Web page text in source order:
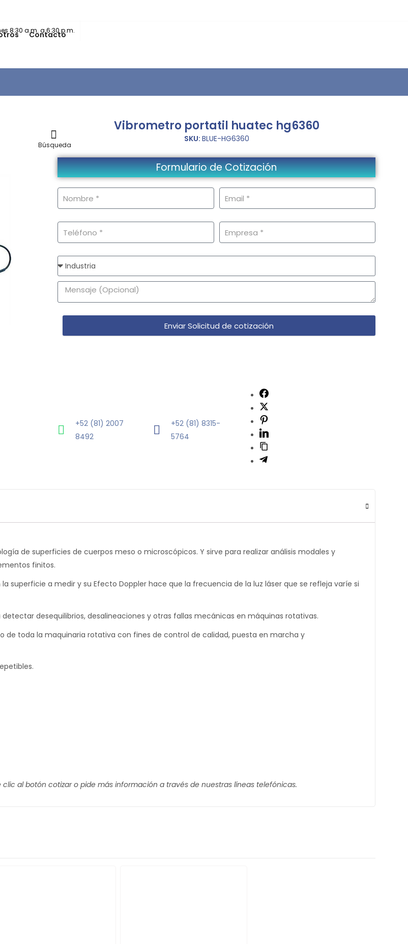
8:30 a.m. a 6:30 p.m.
Contacto
Búsqueda
Vibrometro portatil huatec hg6360
SKU: BLUE-HG6360
Formulario de Cotización
Enviar Solicitud de cotización
+52 (81) 2007
8492
+52 (81) 8315-
5764
de superficies de cuerpos meso o microscópicos. Y sirve para realizar análisis modales y
finitos.
superficie a medir y su Efecto Doppler hace que la frecuencia de la luz láser que se refleja varíe si
desequilibrios, desalineaciones y otras fallas mecánicas en máquinas rotativas.
de toda la maquinaria rotativa con fines de control de calidad, puesta en marcha y
al botón cotizar o pide más información a través de nuestras líneas telefónicas.